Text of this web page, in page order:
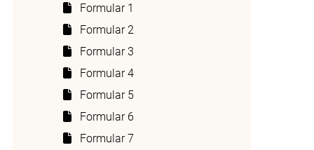
Formular 1
Formular 2
Formular 3
Formular 4
Formular 5
Formular 6
Formular 7
Zuwendungen unter Ehegatten, unter
Personen in eingetragener Partnerschaft und
an Nachkommen, Stief- oder Pflegekinder
und Schenkungssteuer befreit (vgl.
Ausführungen zu Art. 9 ESchG
Für die nächsten Verwandten wie Eltern,
Grosseltern, Geschwister und